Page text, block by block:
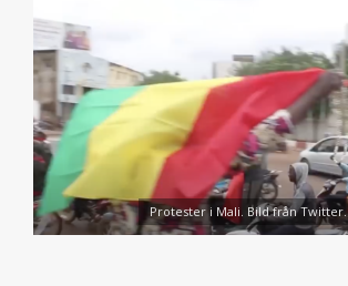
Protester i Mali. Bild från Twitter.